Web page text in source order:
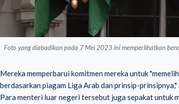
Foto yang diabadikan pada 7 Mei 2023 ini memperlihatkan
Mereka memperbarui komitmen mereka untuk
berdasarkan piagam Liga Arab dan prinsip-
Para menteri luar negeri tersebut juga sepakat untuk